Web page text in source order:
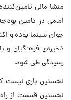
منشا مالی
امامی در تامین
جوان سینما بوده و
ذخیره‌ی فرهنگیان و
رسیدگی طی شود.
نخستین باری نیست
نخستین قسمت از